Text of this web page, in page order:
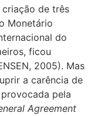
de três
Monetário
do
ficou
2005). Mas
a carência de
pela
Agreement